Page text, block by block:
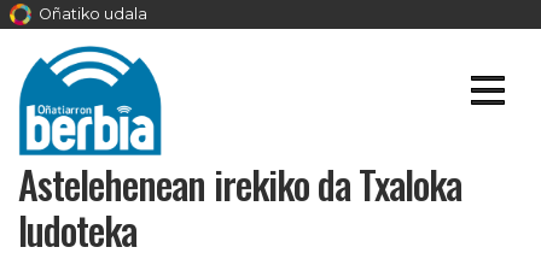
Oñatiko udala
Astelehenean irekiko da Txaloka
ludoteka